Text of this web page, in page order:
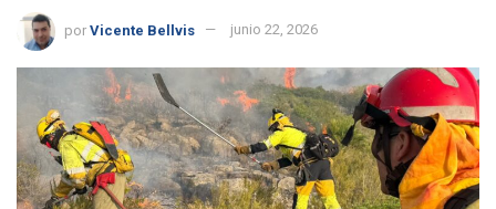
por Vicente Bellvis junio 22, 2026